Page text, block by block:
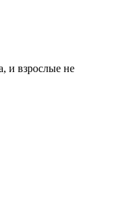
и взрослые не